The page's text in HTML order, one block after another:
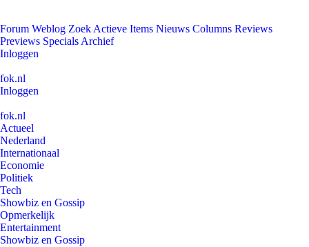
Forum Weblog Zoek Actieve Items Nieuws Columns Reviews
Previews Specials Archief
Inloggen
fok.nl
Inloggen
fok.nl
Actueel
Nederland
Internationaal
Economie
Politiek
Tech
Showbiz en Gossip
Opmerkelijk
Entertainment
Showbiz en Gossip